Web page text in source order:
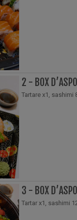
2 - BOX
Tartare x1, sashimi
3 - BOX
Tartar x1, sashimi